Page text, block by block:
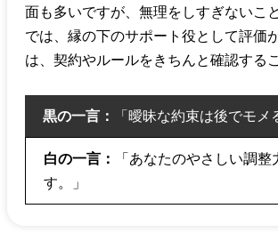
面も多いですが、無理をしすぎないこ
では、縁の下のサポート役として評価
は、契約やルールをきちんと確認する
黒の一言： 「曖昧な約束は後でモ
白の一言：
「あなたのやさしい調
す。」